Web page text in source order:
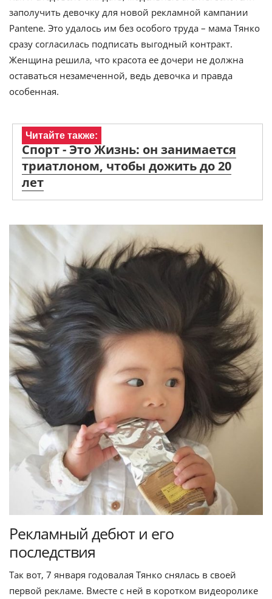
заполучить девочку для новой рекламной кампании
Pantene. Это удалось им без особого труда – мама Тянко
сразу согласилась подписать выгодный контракт.
Женщина решила, что красота ее дочери не должна
оставаться незамеченной, ведь девочка и правда
особенная.
Читайте также:
Спорт - Это Жизнь: он занимается
триатлоном, чтобы дожить до 20
лет
Рекламный дебют и его
последствия
Так вот, 7 января годовалая Тянко снялась в своей
первой рекламе. Вместе с ней в коротком видеоролике